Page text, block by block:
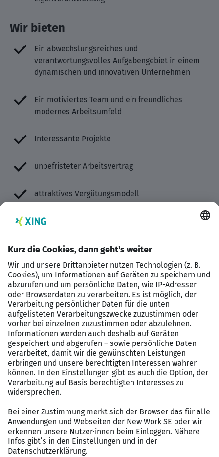
Wir bieten
Ein abwechslungsreiches und
verantwortungsvolles Aufgabengebiet in einem
dynamischen und innovativen Unternehmen
Ein motiviertes Team und ein freundliches
modernes Arbeitsumfeld
Interessante Projekte
unbefristeter Arbeitsvertrag
attraktives Vergütungsmodell
Krisenfester, langfristiger und
Kurze Kommunikationswege, durch
Inhabergeführtes Familienunternehmen
Attraktive Arbeitsbedingungen in modernen
Räumlichkeiten
flache Hierarchien, freundschaftliches
Arbeitsklima mit offener Feedbackkultur
facettenreiches Arbeiten an einem
zukunftssicheren Arbeitsplatz und exzellente
Weiterbildungen
herausfordernde Aufgaben, an denen Sie
wachsen und sich selbst verwirklichen können